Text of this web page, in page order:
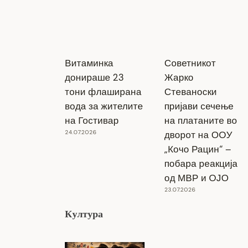
Витаминка
донираше 23
тони флаширана
вода за жителите
на Гостивар
24.07.2026
Советникот
Жарко
Стеваноски
пријави сечење
на платаните во
дворот на ООУ
„Кочо Рацин“ –
побара реакција
од МВР и ОЈО
23.07.2026
Култура